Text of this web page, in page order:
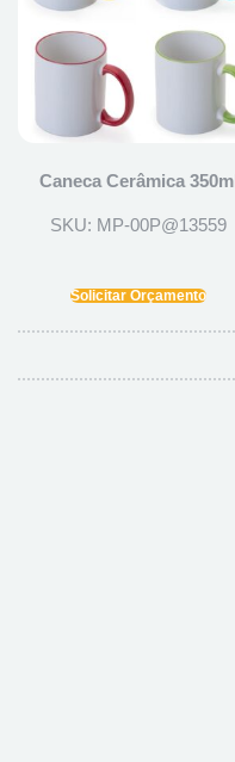
Caneca Cerâmica 350ml
SKU: MP-00P@13559
Solicitar Orçamento